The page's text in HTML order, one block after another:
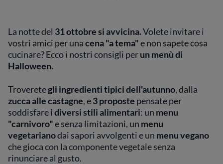
La notte del 31 ottobre si avvicina.Volete invitare i
vostri amici per unacena "a tema"e non sapete cosa
cucinare? Ecco i nostri consigli perun menù di
Halloween.
Troveretegli ingredienti tipici dell'autunno, dalla
zucca alle castagne, e3 proposte pensate per
soddisfarei diversi stili alimentari: un menu
"carnivoro"e senza limitazioni, un menu
vegetarianodai sapori avvolgenti e un menu vegano
che gioca con la componente vegetale senza
rinunciare al gusto.